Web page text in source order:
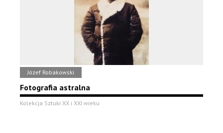
Józef Robakowski
Fotografia astralna
Kolekcja Sztuki XX i XXI wieku